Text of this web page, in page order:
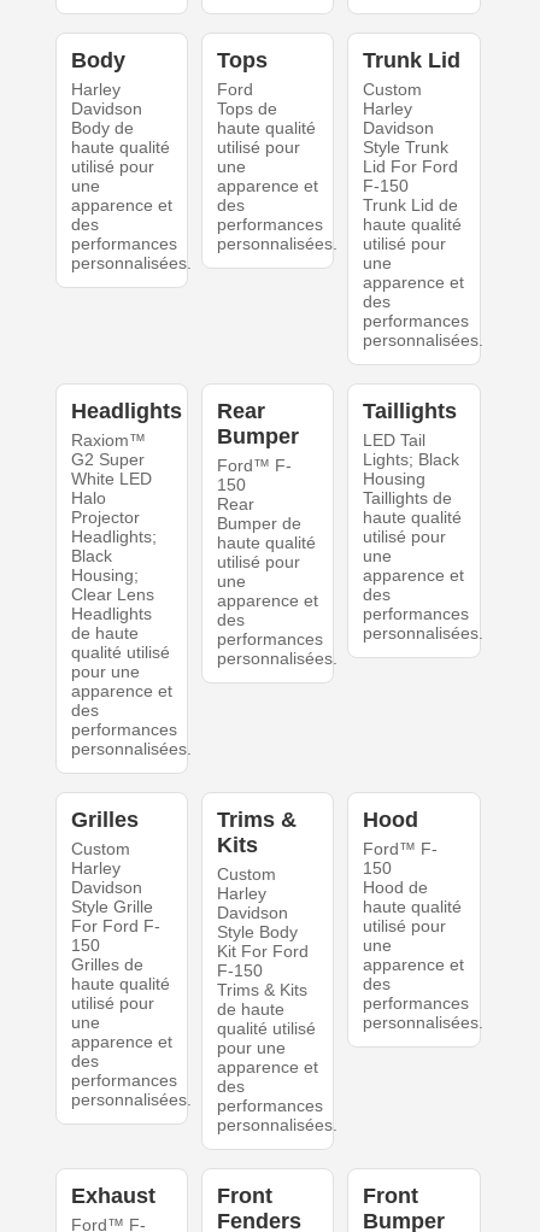
Body
Harley
Davidson
Body de
haute qualité
utilisé pour
une
apparence et
des
performances
personnalisées.
Tops
Ford
Tops de
haute qualité
utilisé pour
une
apparence et
des
performances
personnalisées.
Trunk Lid
Custom
Harley
Davidson
Style Trunk
Lid For Ford
F-150
Trunk Lid de
haute qualité
utilisé pour
une
apparence et
des
performances
personnalisées.
Headlights
Raxiom™
G2 Super
White LED
Halo
Projector
Headlights;
Black
Housing;
Clear Lens
Headlights
de haute
qualité utilisé
pour une
apparence et
des
performances
personnalisées.
Rear
Bumper
Ford™ F-
150
Rear
Bumper de
haute qualité
utilisé pour
une
apparence et
des
performances
personnalisées.
Taillights
LED Tail
Lights; Black
Housing
Taillights de
haute qualité
utilisé pour
une
apparence et
des
performances
personnalisées.
Grilles
Custom
Harley
Davidson
Style Grille
For Ford F-
150
Grilles de
haute qualité
utilisé pour
une
apparence et
des
performances
personnalisées.
Trims &
Kits
Custom
Harley
Davidson
Style Body
Kit For Ford
F-150
Trims & Kits
de haute
qualité utilisé
pour une
apparence et
des
performances
personnalisées.
Hood
Ford™ F-
150
Hood de
haute qualité
utilisé pour
une
apparence et
des
performances
personnalisées.
Exhaust
Ford™ F-
Front
Fenders
Front
Bumper